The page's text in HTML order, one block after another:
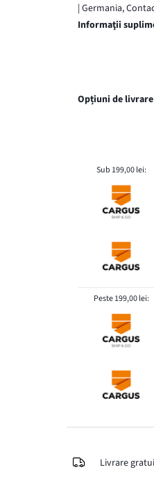
| Germania,
Informaţii
Opțiuni de livrare
Sub 199,00 lei:
Peste 199,00 lei:
Livrare